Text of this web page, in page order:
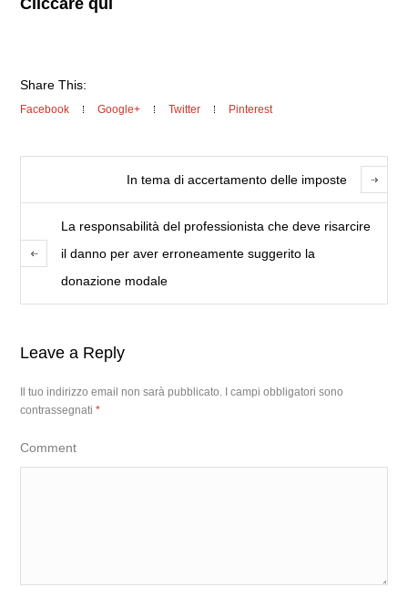
Cliccare qui
Share This:
Facebook Google+ Twitter Pinterest
In tema di accertamento delle imposte
La responsabilità del professionista che deve risarcire
il danno per aver erroneamente suggerito la
donazione modale
Leave a Reply
Il tuo indirizzo email non sarà pubblicato.
I campi obbligatori sono
contrassegnati*
Comment